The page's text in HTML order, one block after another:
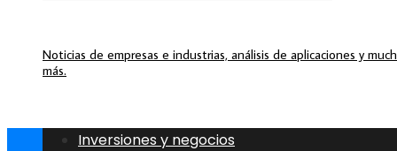
Noticias de empresas e industrias, análisis de aplicaciones y
más.
Inversiones y negocios